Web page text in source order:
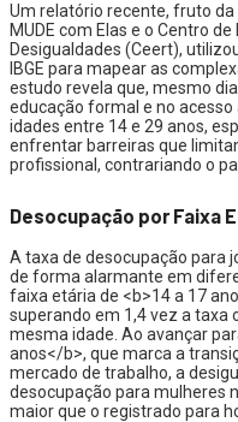
Um relatório recente, fruto
MUDE com Elas e o Centro
Desigualdades (Ceert),
IBGE para mapear as
estudo revela que, mesmo
educação formal e no
idades entre 14 e 29 anos,
enfrentar barreiras que
profissional, contrariando o
Desocupação por Faixa
A taxa de desocupação para
de forma alarmante em
faixa etária de <b>14 a 17
superando em 1,4 vez a taxa
mesma idade. Ao avançar
anos</b>, que marca a
mercado de trabalho, a
desocupação para mulheres
maior que o registrado para